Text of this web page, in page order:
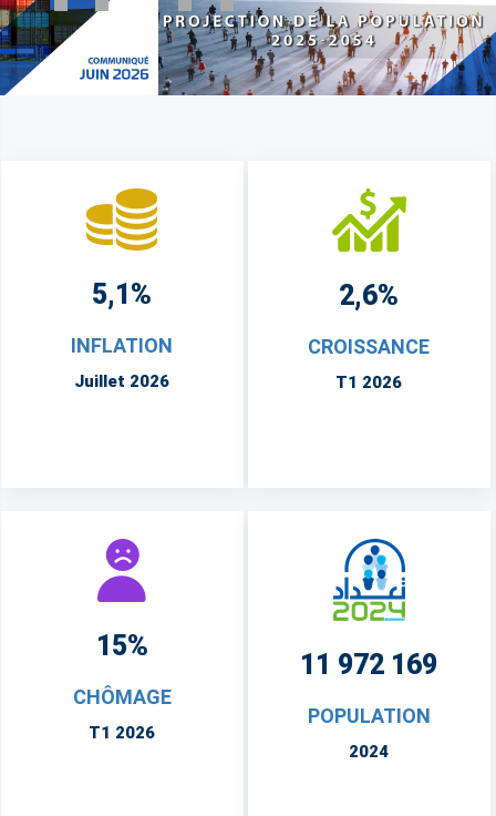
5,1%
INFLATION
Juillet 2026
2,6%
CROISSANCE
T1 2026
15%
CHÔMAGE
T1 2026
11 972 169
POPULATION
2024